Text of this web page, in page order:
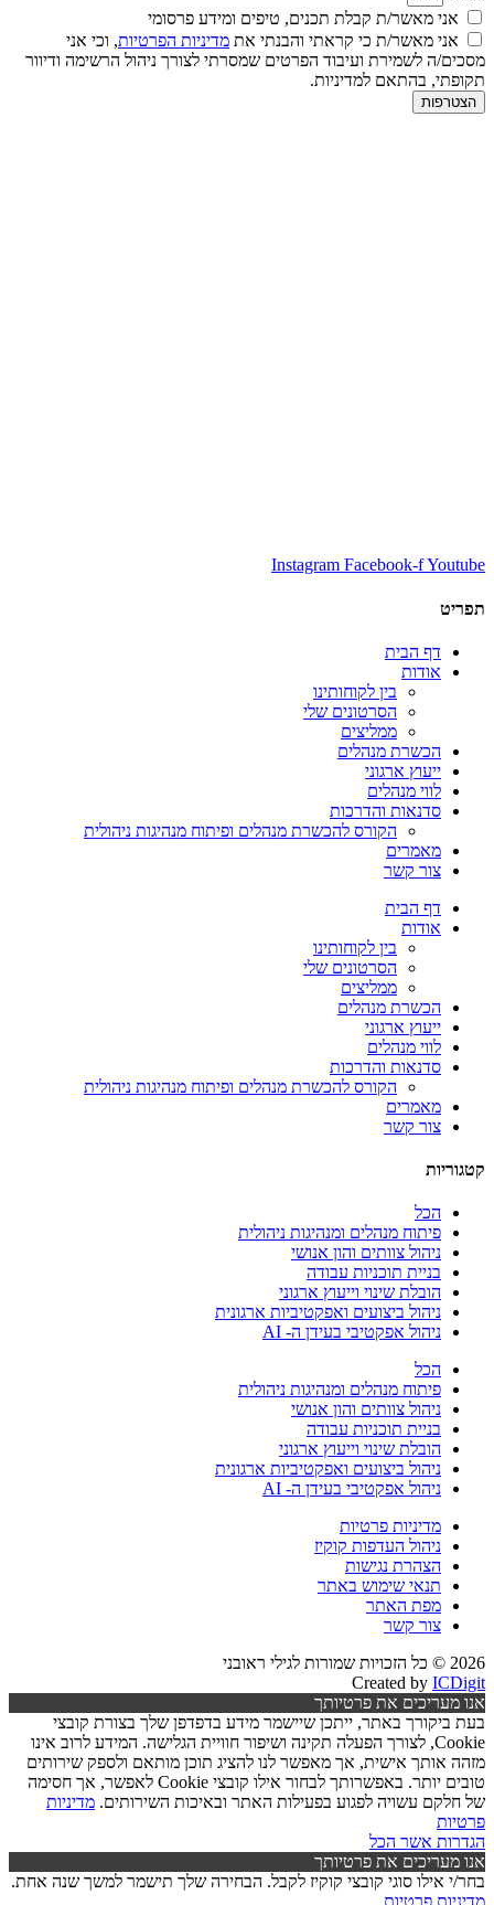
אני מאשר/ת קבלת תכנים, טיפים ומידע פרסומי
אני מאשר/ת כי קראתי והבנתי את מדיניות הפרטיות, וכי אני
מסכים/ה לשמירת ועיבוד הפרטים שמסרתי לצורך ניהול הרשימה ודיוור
תקופתי, בהתאם למדיניות.
הצטרפות
Instagram Facebook-fYoutube
תפריט
דף הבית
אודות
בין לקוחותינו
הסרטונים שלי
ממליצים
הכשרת מנהלים
ייעוץ ארגוני
לווי מנהלים
סדנאות והדרכות
הקורס להכשרת מנהלים ופיתוח מנהיגות ניהולית
מאמרים
צור קשר
דף הבית
אודות
בין לקוחותינו
הסרטונים שלי
ממליצים
הכשרת מנהלים
ייעוץ ארגוני
לווי מנהלים
סדנאות והדרכות
הקורס להכשרת מנהלים ופיתוח מנהיגות ניהולית
מאמרים
צור קשר
קטגוריות
הכל
פיתוח מנהלים ומנהיגות ניהולית
ניהול צוותים והון אנושי
בניית תוכניות עבודה
הובלת שינוי וייעוץ ארגוני
ניהול ביצועים ואפקטיביות ארגונית
ניהול אפקטיבי בעידן ה- AI
הכל
פיתוח מנהלים ומנהיגות ניהולית
ניהול צוותים והון אנושי
בניית תוכניות עבודה
הובלת שינוי וייעוץ ארגוני
ניהול ביצועים ואפקטיביות ארגונית
ניהול אפקטיבי בעידן ה- AI
מדיניות פרטיות
ניהול העדפות קוקיז
הצהרת נגישות
תנאי שימוש באתר
מפת האתר
צור קשר
2026 © כל הזכויות שמורות לגילי ראובני
Created by ICDigit
אנו מעריכים את פרטיותך
בעת ביקורך באתר, ייתכן שיישמר מידע בדפדפן שלך בצורת קובצי
Cookie, לצורך הפעלה תקינה ושיפור חוויית הגלישה. המידע לרוב אינו
מזהה אותך אישית, אך מאפשר לנו להציג תוכן מותאם ולספק שירותים
טובים יותר. באפשרותך לבחור אילו קובצי Cookie לאפשר, אך חסימה
של חלקם עשויה לפגוע בפעילות האתר ובאיכות השירותים. מדיניות
פרטיות
הגדרות אשר הכל
אנו מעריכים את פרטיותך
בחר/י אילו סוגי קובצי קוקיז לקבל. הבחירה שלך תישמר למשך שנה אחת.